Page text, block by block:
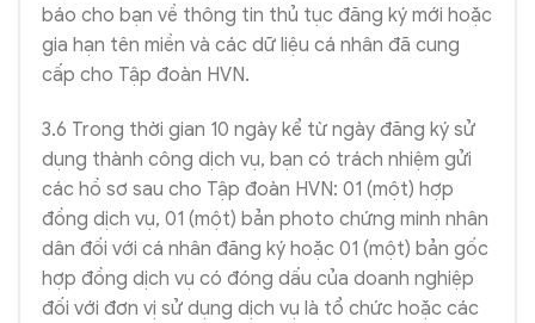
báo cho bạn về thông tin thủ tục đăng ký mới hoặc
gia hạn tên miền và các dữ liệu cá nhân đã cung
cấp cho Tập đoàn HVN.
3.6 Trong thời gian 10 ngày kể từ ngày đăng ký sử
dụng thành công dịch vụ, bạn có trách nhiệm gửi
các hồ sơ sau cho Tập đoàn HVN: 01 (một) hợp
đồng dịch vụ, 01 (một) bản photo chứng minh nhân
dân đối với cá nhân đăng ký hoặc 01 (một) bản gốc
hợp đồng dịch vụ có đóng dấu của doanh nghiệp
đối với đơn vị sử dụng dịch vụ là tổ chức hoặc các